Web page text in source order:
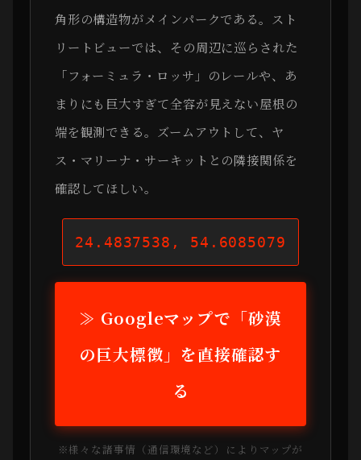
角形の構造物がメインパークである。スト
リートビューでは、その周辺に巡らされた
「フォーミュラ・ロッサ」のレールや、あ
まりにも巨大すぎて全容が見えない屋根の
端を観測できる。ズームアウトして、ヤ
ス・マリーナ・サーキットとの隣接関係を
確認してほしい。
24.4837538, 54.6085079
≫ Googleマップで「砂漠
の巨大標徴」を直接確認す
る
※様々な諸事情（通信環境など）によりマップが